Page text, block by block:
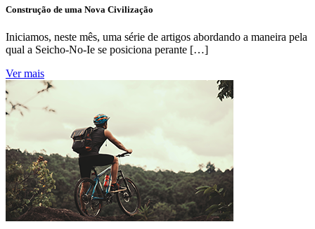
Construção de uma Nova Civilização
Iniciamos, neste mês, uma série de artigos abordando a maneira pela
qual a Seicho-No-Ie se posiciona perante […]
Ver mais